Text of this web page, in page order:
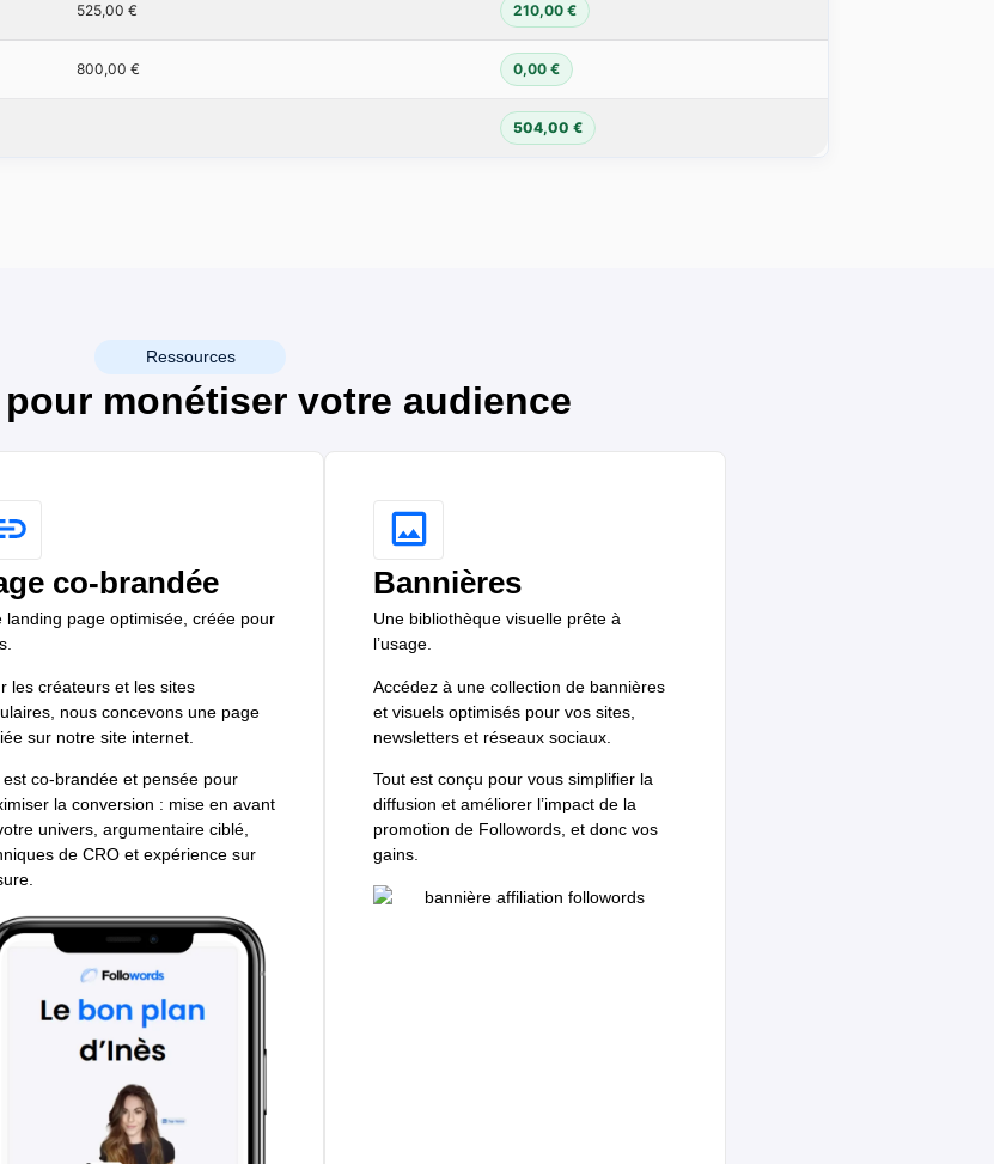
525,00 € 210,00 €
800,00 € 0,00 €
504,00 €
Ressources
pour monétiser votre audience
co-brandée
landing page optimisée, créée pour
les créateurs et les sites
nous concevons une page
sur notre site internet.
est co-brandée et pensée pour
la conversion : mise en avant
univers, argumentaire ciblé,
de CRO et expérience sur
Bannières
Une bibliothèque visuelle prête à
l’usage.
Accédez à une collection de bannières
et visuels optimisés pour vos sites,
newsletters et réseaux sociaux.
Tout est conçu pour vous simplifier la
diffusion et améliorer l’impact de la
promotion de Followords, et donc vos
gains.